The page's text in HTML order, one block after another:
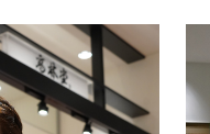
アクセス